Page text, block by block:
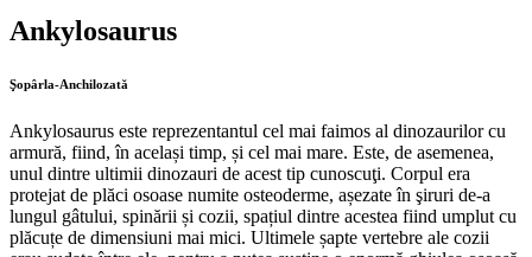
Ankylosaurus
Şopârla-Anchilozată
Ankylosaurus este reprezentantul cel mai faimos al dinozaurilor cu
armură, fiind, în același timp, și cel mai mare. Este, de asemenea,
unul dintre ultimii dinozauri de acest tip cunoscuţi. Corpul era
protejat de plăci osoase numite osteoderme, așezate în şiruri de-a
lungul gâtului, spinării și cozii, spațiul dintre acestea fiind umplut cu
plăcuțe de dimensiuni mai mici. Ultimele șapte vertebre ale cozii